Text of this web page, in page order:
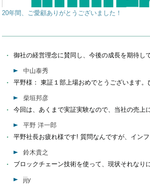
20年間、ご愛顧ありがとうございました！
御社の経営理念に賛同し、今後の成長を期待し
中山泰秀
平野様： 東証１部上場おめでとうございます。
柴垣邦彦
今回は、あくまで実証実験なので、当社の売上
平野 洋一郎
平野社長お疲れ様です! 質問なんですが、イン
鈴木貴之
ブロックチェーン技術を使って、現状それなり
jijy